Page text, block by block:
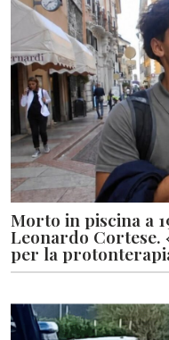
Morto in piscina a
Leonardo
per la